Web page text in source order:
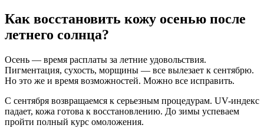
Как восстановить кожу осенью после
летнего солнца?
Осень — время расплаты за летние удовольствия.
Пигментация, сухость, морщины — все вылезает к сентябрю.
Но это же и время возможностей. Можно все исправить.
С сентября возвращаемся к серьезным процедурам. UV-индекс
падает, кожа готова к восстановлению. До зимы успеваем
пройти полный курс омоложения.